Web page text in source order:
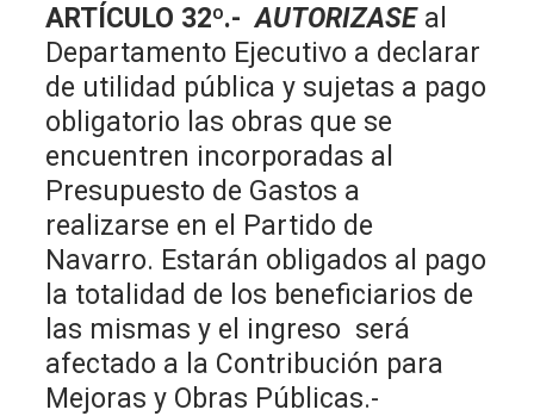
ARTÍCULO 32º.- AUTORIZASEal
Departamento Ejecutivo a declarar
de utilidad pública y sujetas a pago
obligatorio las obras que se
encuentren incorporadas al
Presupuesto de Gastos a
realizarse en el Partido de
Navarro. Estarán obligados al pago
la totalidad de los beneficiarios de
las mismas y el ingreso será
afectado a la Contribución para
Mejoras y Obras Públicas.-